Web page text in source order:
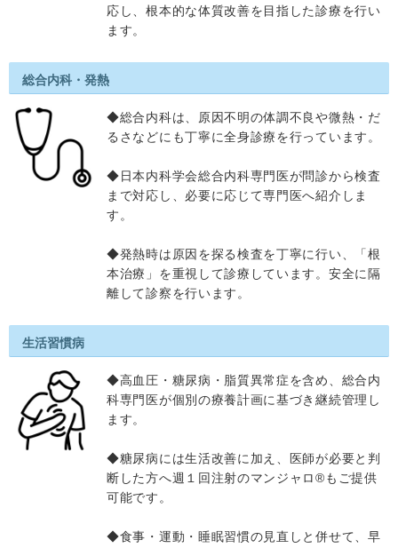
応し、根本的な体質改善を目指した診療を行い
ます。
総合内科・発熱
◆総合内科は、原因不明の体調不良や微熱・だ
るさなどにも丁寧に全身診療を行っています。
◆日本内科学会総合内科専門医が問診から検査
まで対応し、必要に応じて専門医へ紹介しま
す。
◆発熱時は原因を探る検査を丁寧に行い、「根
本治療」を重視して診療しています。安全に隔
離して診察を行います。
生活習慣病
◆高血圧・糖尿病・脂質異常症を含め、総合内
科専門医が個別の療養計画に基づき継続管理し
ます。
◆糖尿病には生活改善に加え、医師が必要と判
断した方へ週１回注射のマンジャロ®もご提供
可能です。
◆食事・運動・睡眠習慣の見直しと併せて、早